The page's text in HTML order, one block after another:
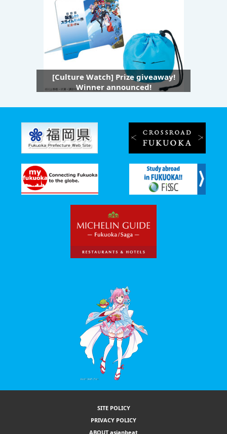
[Culture Watch] Prize giveaway!
Winner announced!
SITE POLICY
PRIVACY POLICY
ABOUT asianbeat